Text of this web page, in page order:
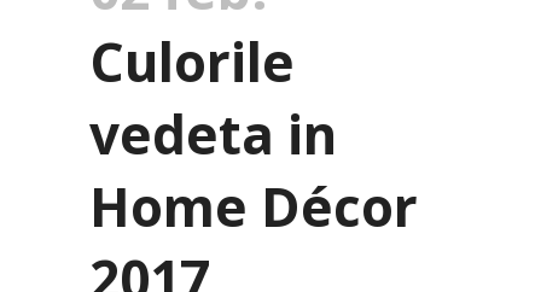
Culorile
vedeta in
Home Décor